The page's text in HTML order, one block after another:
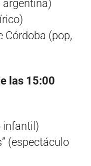
argentina)
Córdoba (pop,
las 15:00
infantil)
(espectáculo